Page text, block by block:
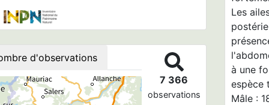
d'observations
7 366
observations
Les
à une
espèce
Mâle :